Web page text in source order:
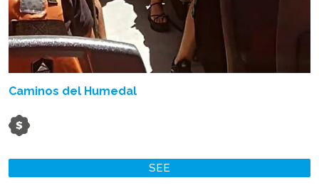
Caminos del Humedal
SEE